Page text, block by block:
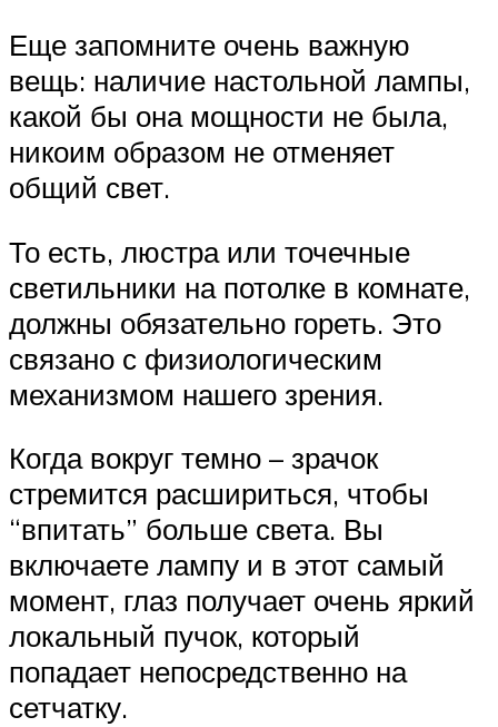
Еще запомните очень важную
вещь: наличие настольной лампы,
какой бы она мощности не была,
никоим образом не отменяет
общий свет.
То есть, люстра или точечные
светильники на потолке в комнате,
должны обязательно гореть. Это
связано с физиологическим
механизмом нашего зрения.
Когда вокруг темно – зрачок
стремится расшириться, чтобы
“впитать” больше света. Вы
включаете лампу и в этот самый
момент, глаз получает очень яркий
локальный пучок, который
попадает непосредственно на
сетчатку.